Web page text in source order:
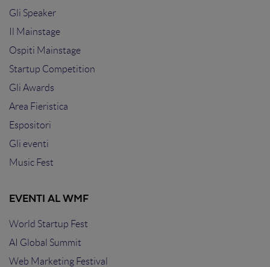
Gli Speaker
Il Mainstage
Ospiti Mainstage
Startup Competition
Gli Awards
Area Fieristica
Espositori
Gli eventi
Music Fest
EVENTI AL WMF
World Startup Fest
AI Global Summit
Web Marketing Festival